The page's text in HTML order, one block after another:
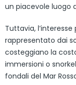
un piacevole luogo
Tuttavia,
rappresentato dai
costeggiano la
immersioni o
fondali del Mar